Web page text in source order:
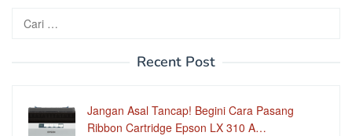
untuk:
Recent Post
Jangan Asal Tancap! Begini Cara Pasang
Ribbon Cartridge Epson LX 310 A…